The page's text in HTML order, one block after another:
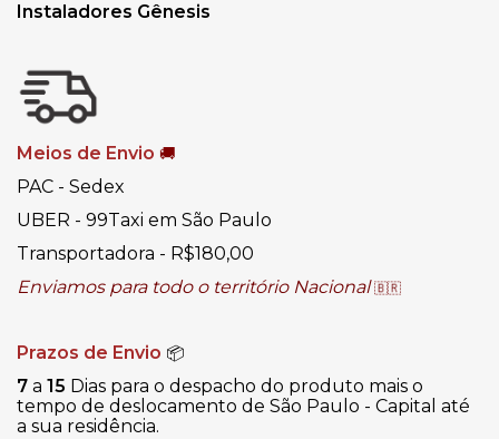
Instaladores Gênesis
Meios de Envio 🚚
PAC - Sedex
UBER - 99Taxi em São Paulo
Transportadora - R$180,00
Enviamos para todo o território Nacional🇧🇷
Prazos de Envio 📦
7 a 15 Dias para o despacho do produto mais o
tempo de deslocamento de São Paulo - Capital até
a sua residência.